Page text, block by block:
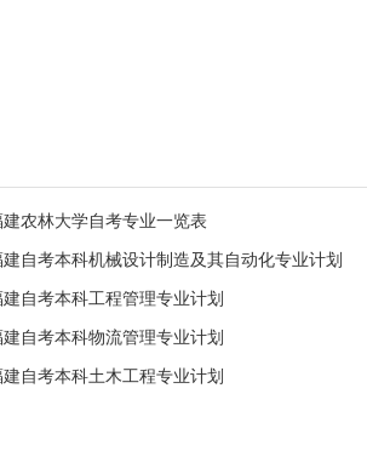
建农林大学自考专业一览表
建自考本科机械设计制造及其自动化专业计划
建自考本科工程管理专业计划
建自考本科物流管理专业计划
建自考本科土木工程专业计划